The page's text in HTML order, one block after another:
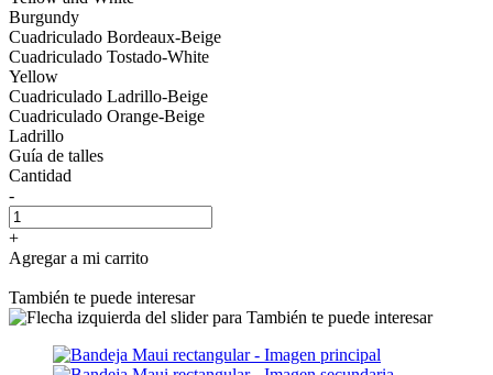
Burgundy
Cuadriculado Bordeaux-Beige
Cuadriculado Tostado-White
Yellow
Cuadriculado Ladrillo-Beige
Cuadriculado Orange-Beige
Ladrillo
Guía de talles
Cantidad
-
+
Agregar a mi carrito
También te puede interesar